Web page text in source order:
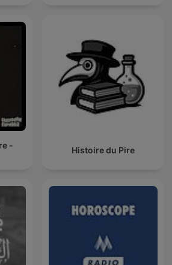
-
Histoire du Pire